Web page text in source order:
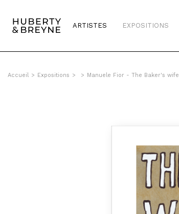
ARTISTES EXPOSITIONS
Accueil > Expositions > > Manuele Fior - The Baker's wife